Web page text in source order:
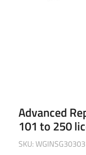
Advanced
101 to 250
SKU: WGINSG30303